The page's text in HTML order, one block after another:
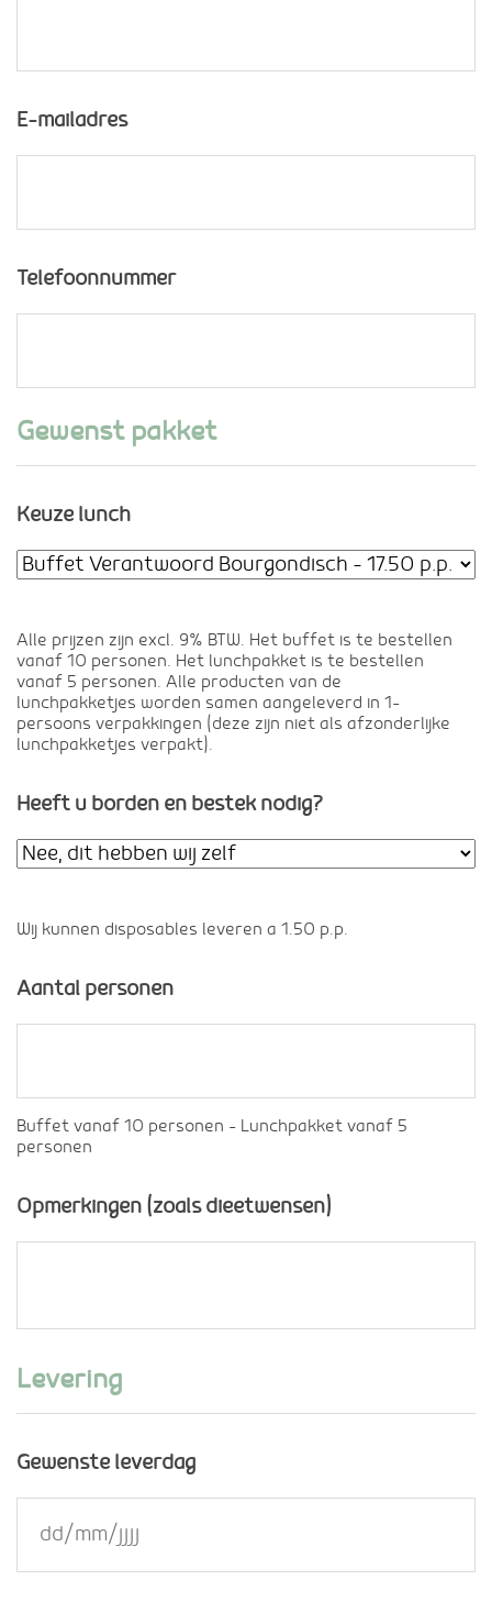
E-mailadres
Telefoonnummer
Gewenst pakket
Keuze lunch
Alle prijzen zijn excl. 9% BTW. Het buffet is te bestellen
vanaf 10 personen. Het lunchpakket is te bestellen
vanaf 5 personen. Alle producten van de
lunchpakketjes worden samen aangeleverd in 1-
persoons verpakkingen (deze zijn niet als afzonderlijke
lunchpakketjes verpakt).
Heeft u borden en bestek nodig?
Wij kunnen disposables leveren a 1.50 p.p.
Aantal personen
Buffet vanaf 10 personen - Lunchpakket vanaf 5
personen
Opmerkingen (zoals dieetwensen)
Levering
Gewenste leverdag